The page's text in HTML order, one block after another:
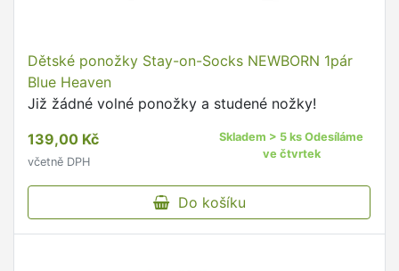
Dětské ponožky Stay-on-Socks NEWBORN 1pár
Blue Heaven
Již žádné volné ponožky a studené nožky!
139,00 Kč
včetně DPH
Skladem > 5 ks Odesíláme
ve čtvrtek
Do košíku